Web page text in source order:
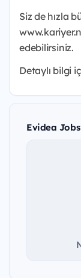
Siz de hızla
edebilirsiniz.
Detaylı bilgi
Evidea